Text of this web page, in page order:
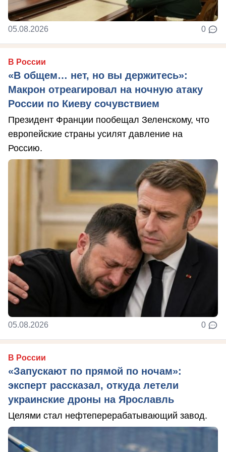
05.08.2026 0
В России
«В общем… нет, но вы держитесь»:
Макрон отреагировал на ночную атаку
России по Киеву сочувствием
Президент Франции пообещал Зеленскому, что
европейские страны усилят давление на
Россию.
05.08.2026 0
В России
«Запускают по прямой по ночам»:
эксперт рассказал, откуда летели
украинские дроны на Ярославль
Целями стал нефтеперерабатывающий завод.